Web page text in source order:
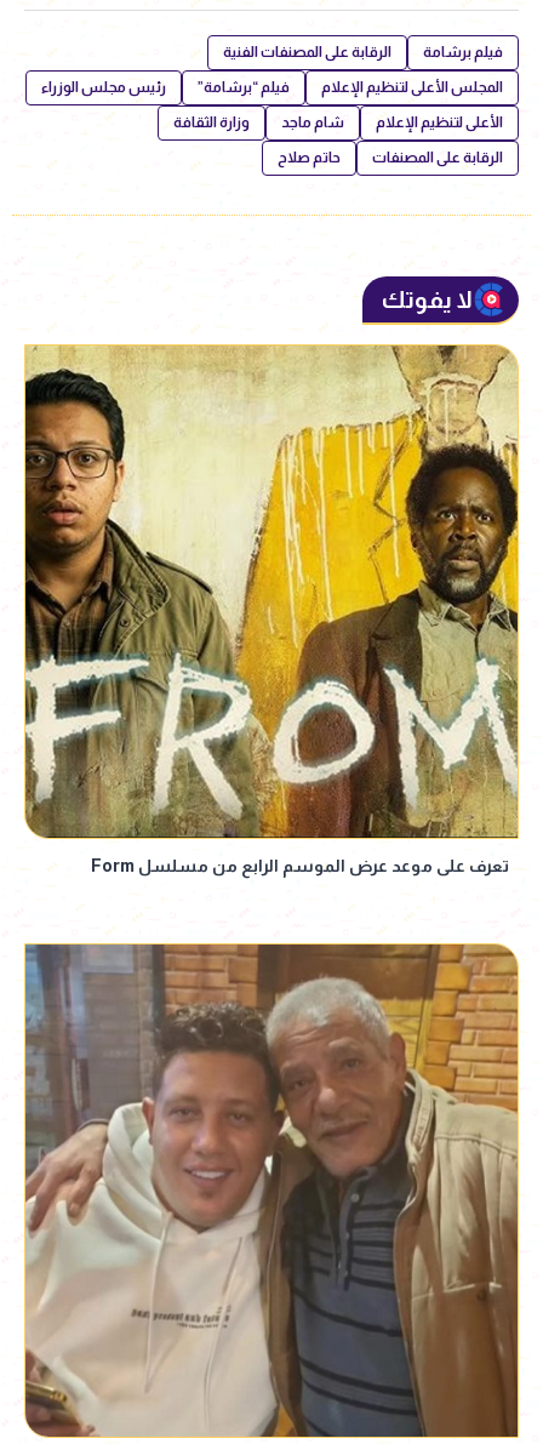
فيلم برشامة الرقابة على المصنفات الفنية
المجلس الأعلى لتنظيم الإعلام فيلم “برشامة” رئيس مجلس الوزراء
الأعلى لتنظيم الإعلام شام ماجد وزارة الثقافة
الرقابة على المصنفات حاتم صلاح
لا يفوتك
تعرف على موعد عرض الموسم الرابع من مسلسل Form